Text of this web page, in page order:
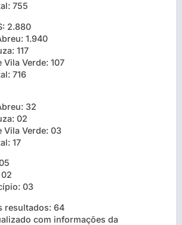
755
2.880
1.940
117
Vila Verde: 107
716
32
02
Vila Verde: 03
17
03
resultados: 64
com informações da